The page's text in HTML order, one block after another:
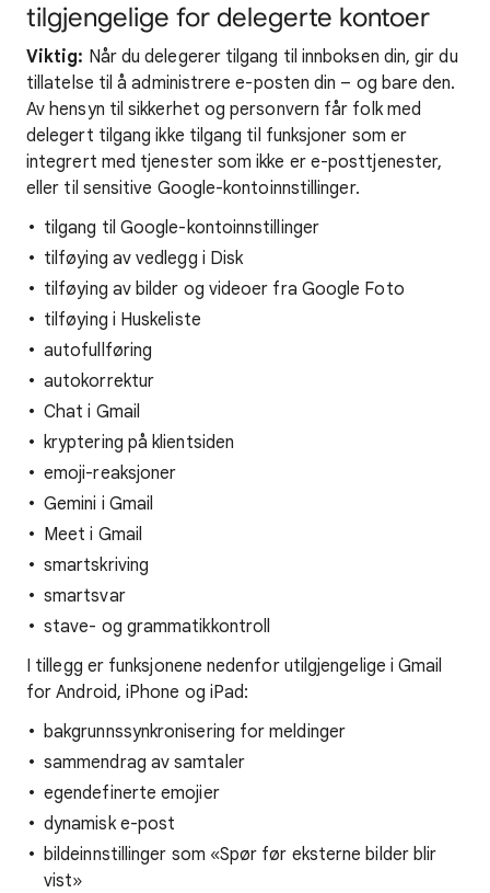
tilgjengelige for delegerte kontoer
Viktig: Når du delegerer tilgang til innboksen din, gir du
tillatelse til å administrere e-posten din – og bare den.
Av hensyn til sikkerhet og personvern får folk med
delegert tilgang ikke tilgang til funksjoner som er
integrert med tjenester som ikke er e-posttjenester,
eller til sensitive Google-kontoinnstillinger.
tilgang til Google-kontoinnstillinger
tilføying av vedlegg i Disk
tilføying av bilder og videoer fra Google Foto
tilføying i Huskeliste
autofullføring
autokorrektur
Chat i Gmail
kryptering på klientsiden
emoji-reaksjoner
Gemini i Gmail
Meet i Gmail
smartskriving
smartsvar
stave- og grammatikkontroll
I tillegg er funksjonene nedenfor utilgjengelige i Gmail
for Android, iPhone og iPad:
bakgrunnssynkronisering for meldinger
sammendrag av samtaler
egendefinerte emojier
dynamisk e-post
bildeinnstillinger som «Spør før eksterne bilder blir
vist»